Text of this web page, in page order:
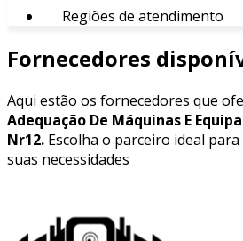
Regiões de atendimento
Fornecedores
Aqui estão os fornecedores que
Adequação De Máquinas E
Nr12. Escolha o parceiro ideal
suas necessidades